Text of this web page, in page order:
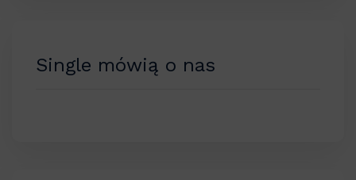
Single mówią o nas